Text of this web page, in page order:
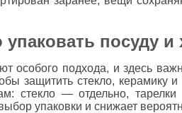
упаковать посуду
особого подхода, и здесь
защитить стекло, керамику
стекло — отдельно,
упаковки и снижает